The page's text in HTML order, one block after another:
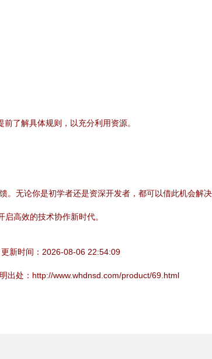
了解具体规则，以充分利用资源。
无论你是初学者还是资深开发者，都可以借此机会解
高效的技术协作新时代。
更新时间：2026-08-06 22:54:09
出处：http://www.whdnsd.com/product/69.html